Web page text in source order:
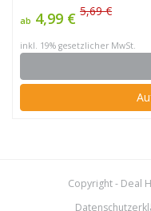
ab 4,99 € 5,69 €
inkl. 19% gesetzlicher MwSt.
Copyright - Deal